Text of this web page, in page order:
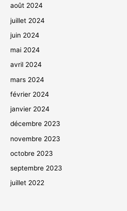
août 2024
juillet 2024
juin 2024
mai 2024
avril 2024
mars 2024
février 2024
janvier 2024
décembre 2023
novembre 2023
octobre 2023
septembre 2023
juillet 2022